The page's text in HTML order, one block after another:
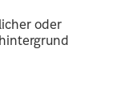
oder